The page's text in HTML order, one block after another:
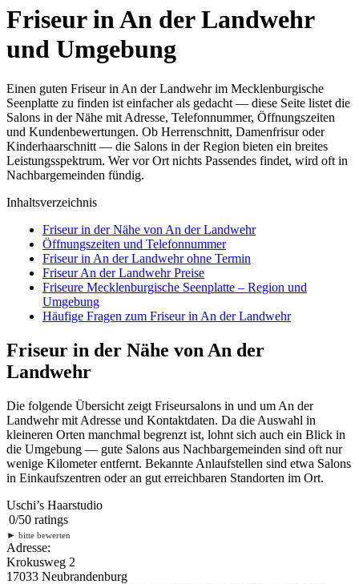
Friseur in An der Landwehr
und Umgebung
Einen guten Friseur in An der Landwehr im Mecklenburgische
Seenplatte zu finden ist einfacher als gedacht — diese Seite listet die
Salons in der Nähe mit Adresse, Telefonnummer, Öffnungszeiten
und Kundenbewertungen. Ob Herrenschnitt, Damenfrisur oder
Kinderhaarschnitt — die Salons in der Region bieten ein breites
Leistungsspektrum. Wer vor Ort nichts Passendes findet, wird oft in
Nachbargemeinden fündig.
Inhaltsverzeichnis
Friseur in der Nähe von An der Landwehr
Öffnungszeiten und Telefonnummer
Friseur in An der Landwehr ohne Termin
Friseur An der Landwehr Preise
Friseure Mecklenburgische Seenplatte – Region und
Umgebung
Häufige Fragen zum Friseur in An der Landwehr
Friseur in der Nähe von An der
Landwehr
Die folgende Übersicht zeigt Friseursalons in und um An der
Landwehr mit Adresse und Kontaktdaten. Da die Auswahl in
kleineren Orten manchmal begrenzt ist, lohnt sich auch ein Blick in
die Umgebung — gute Salons aus Nachbargemeinden sind oft nur
wenige Kilometer entfernt. Bekannte Anlaufstellen sind etwa Salons
in Einkaufszentren oder an gut erreichbaren Standorten im Ort.
Uschi’s Haarstudio
0/50 ratings
► bitte bewerten
Adresse:
Krokusweg 2
17033 Neubrandenburg